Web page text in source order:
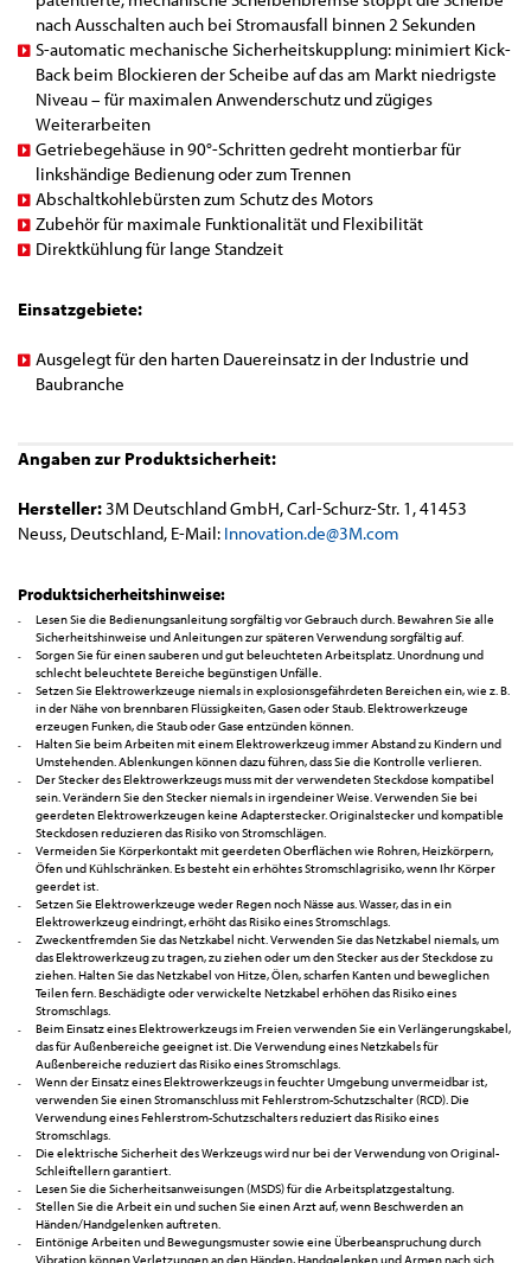
nach Ausschalten auch bei Stromausfall binnen 2 Sekunden
S-automatic mechanische Sicherheitskupplung: minimiert Kick-
Back beim Blockieren der Scheibe auf das am Markt niedrigste
Niveau – für maximalen Anwenderschutz und zügiges
Weiterarbeiten
Getriebegehäuse in 90°-Schritten gedreht montierbar für
linkshändige Bedienung oder zum Trennen
Abschaltkohlebürsten zum Schutz des Motors
Zubehör für maximale Funktionalität und Flexibilität
Direktkühlung für lange Standzeit
Einsatzgebiete:
Ausgelegt für den harten Dauereinsatz in der Industrie und
Baubranche
Angaben zur Produktsicherheit:
Hersteller:3M Deutschland GmbH, Carl-Schurz-Str. 1, 41453
Neuss, Deutschland, E-Mail: Innovation.de@3M.com
Produktsicherheitshinweise:
Lesen Sie die Bedienungsanleitung sorgfältig vor Gebrauch durch. Bewahren Sie alle
Sicherheitshinweise und Anleitungen zur späteren Verwendung sorgfältig auf.
Sorgen Sie für einen sauberen und gut beleuchteten Arbeitsplatz. Unordnung und
schlecht beleuchtete Bereiche begünstigen Unfälle.
Setzen Sie Elektrowerkzeuge niemals in explosionsgefährdeten Bereichen ein, wie z. B.
in der Nähe von brennbaren Flüssigkeiten, Gasen oder Staub. Elektrowerkzeuge
erzeugen Funken, die Staub oder Gase entzünden können.
Halten Sie beim Arbeiten mit einem Elektrowerkzeug immer Abstand zu Kindern und
Umstehenden. Ablenkungen können dazu führen, dass Sie die Kontrolle verlieren.
Der Stecker des Elektrowerkzeugs muss mit der verwendeten Steckdose kompatibel
sein. Verändern Sie den Stecker niemals in irgendeiner Weise. Verwenden Sie bei
geerdeten Elektrowerkzeugen keine Adapterstecker. Originalstecker und kompatible
Steckdosen reduzieren das Risiko von Stromschlägen.
Vermeiden Sie Körperkontakt mit geerdeten Oberflächen wie Rohren, Heizkörpern,
Öfen und Kühlschränken. Es besteht ein erhöhtes Stromschlagrisiko, wenn Ihr Körper
geerdet ist.
Setzen Sie Elektrowerkzeuge weder Regen noch Nässe aus. Wasser, das in ein
Elektrowerkzeug eindringt, erhöht das Risiko eines Stromschlags.
Zweckentfremden Sie das Netzkabel nicht. Verwenden Sie das Netzkabel niemals, um
das Elektrowerkzeug zu tragen, zu ziehen oder um den Stecker aus der Steckdose zu
ziehen. Halten Sie das Netzkabel von Hitze, Ölen, scharfen Kanten und beweglichen
Teilen fern. Beschädigte oder verwickelte Netzkabel erhöhen das Risiko eines
Stromschlags.
Beim Einsatz eines Elektrowerkzeugs im Freien verwenden Sie ein Verlängerungskabel,
das für Außenbereiche geeignet ist. Die Verwendung eines Netzkabels für
Außenbereiche reduziert das Risiko eines Stromschlags.
Wenn der Einsatz eines Elektrowerkzeugs in feuchter Umgebung unvermeidbar ist,
verwenden Sie einen Stromanschluss mit Fehlerstrom-Schutzschalter (RCD). Die
Verwendung eines Fehlerstrom-Schutzschalters reduziert das Risiko eines
Stromschlags.
Die elektrische Sicherheit des Werkzeugs wird nur bei der Verwendung von Original-
Schleiftellern garantiert.
Lesen Sie die Sicherheitsanweisungen (MSDS) für die Arbeitsplatzgestaltung.
Stellen Sie die Arbeit ein und suchen Sie einen Arzt auf, wenn Beschwerden an
Händen/Handgelenken auftreten.
Eintönige Arbeiten und Bewegungsmuster sowie eine Überbeanspruchung durch